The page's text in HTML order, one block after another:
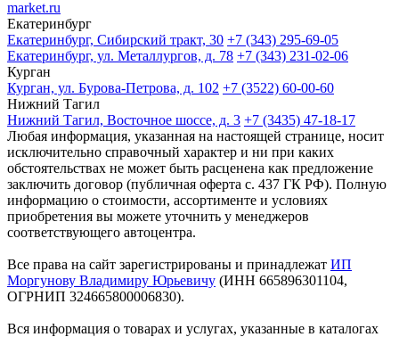
market.ru
Екатеринбург
Екатеринбург, Сибирский тракт, 30 +7 (343) 295-69-05
Екатеринбург, ул. Металлургов, д. 78 +7 (343) 231-02-06
Курган
Курган, ул. Бурова-Петрова, д. 102 +7 (3522) 60-00-60
Нижний Тагил
Нижний Тагил, Восточное шоссе, д. 3 +7 (3435) 47-18-17
Любая информация, указанная на настоящей странице, носит
исключительно справочный характер и ни при каких
обстоятельствах не может быть расценена как предложение
заключить договор (публичная оферта с. 437 ГК РФ). Полную
информацию о стоимости, ассортименте и условиях
приобретения вы можете уточнить у менеджеров
соответствующего автоцентра.
Все права на сайт зарегистрированы и принадлежат ИП
Моргунову Владимиру Юрьевичу (ИНН 665896301104,
ОГРНИП 324665800006830).
Вся информация о товарах и услугах, указанные в каталогах